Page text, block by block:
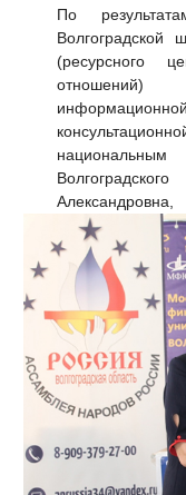
По
Волгоградской
(ресурсного
Александровна,